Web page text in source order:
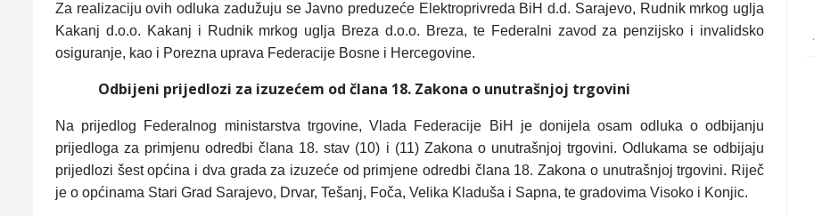
Za realizaciju ovih odluka zadužuju se Javno preduzeće Elektroprivreda BiH d.d. Sarajevo, Rudnik mrkog uglja
Kakanj d.o.o. Kakanj i Rudnik mrkog uglja Breza d.o.o. Breza, te Federalni zavod za penzijsko i invalidsko
osiguranje, kao i Porezna uprava Federacije Bosne i Hercegovine.
Odbijeni prijedlozi za izuzećem od člana 18. Zakona o unutrašnjoj trgovini
Na prijedlog Federalnog ministarstva trgovine, Vlada Federacije BiH je donijela osam odluka o odbijanju
prijedloga za primjenu odredbi člana 18. stav (10) i (11) Zakona o unutrašnjoj trgovini. Odlukama se odbijaju
prijedlozi šest općina i dva grada za izuzeće od primjene odredbi člana 18. Zakona o unutrašnjoj trgovini. Riječ
je o općinama Stari Grad Sarajevo, Drvar, Tešanj, Foča, Velika Kladuša i Sapna, te gradovima Visoko i Konjic.